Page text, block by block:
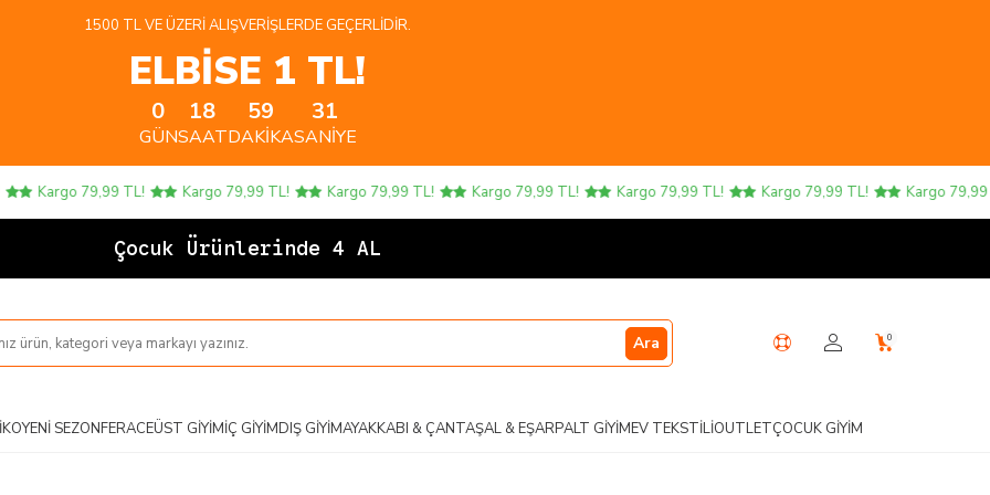
1500 TL VE ÜZERI ALIŞVERIŞLERDE GEÇERLIDIR.
ELBİSE 1 TL!
0
GÜN
18
SAAT
59
DAKIKA
31
SANIYE
Kargo 79,99 TL! Kargo 79,99 TL! Kargo 79,99 TL! Kargo 79,99 TL! Kargo 79,99 TL! Kargo 79,99 TL! Kargo 79,99
Çocuk Ürünlerinde 4 AL 3
Ara 0
YENI SEZONFERACEÜST GIYIMİÇ GIYIMDIŞ GIYIMAYAKKABI & ÇANTAŞAL & EŞARPALT GIYIMEV TEKSTILIOUTLETÇOCUK GIYIM